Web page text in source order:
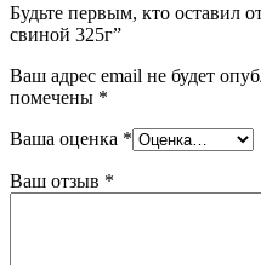
Будьте первым, кто оставил
свиной 325г”
Ваш адрес email не будет
помечены *
Ваша оценка *
Ваш отзыв *